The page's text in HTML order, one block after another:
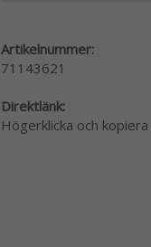
Artikelnummer:
71143621
Direktlänk:
Högerklicka och